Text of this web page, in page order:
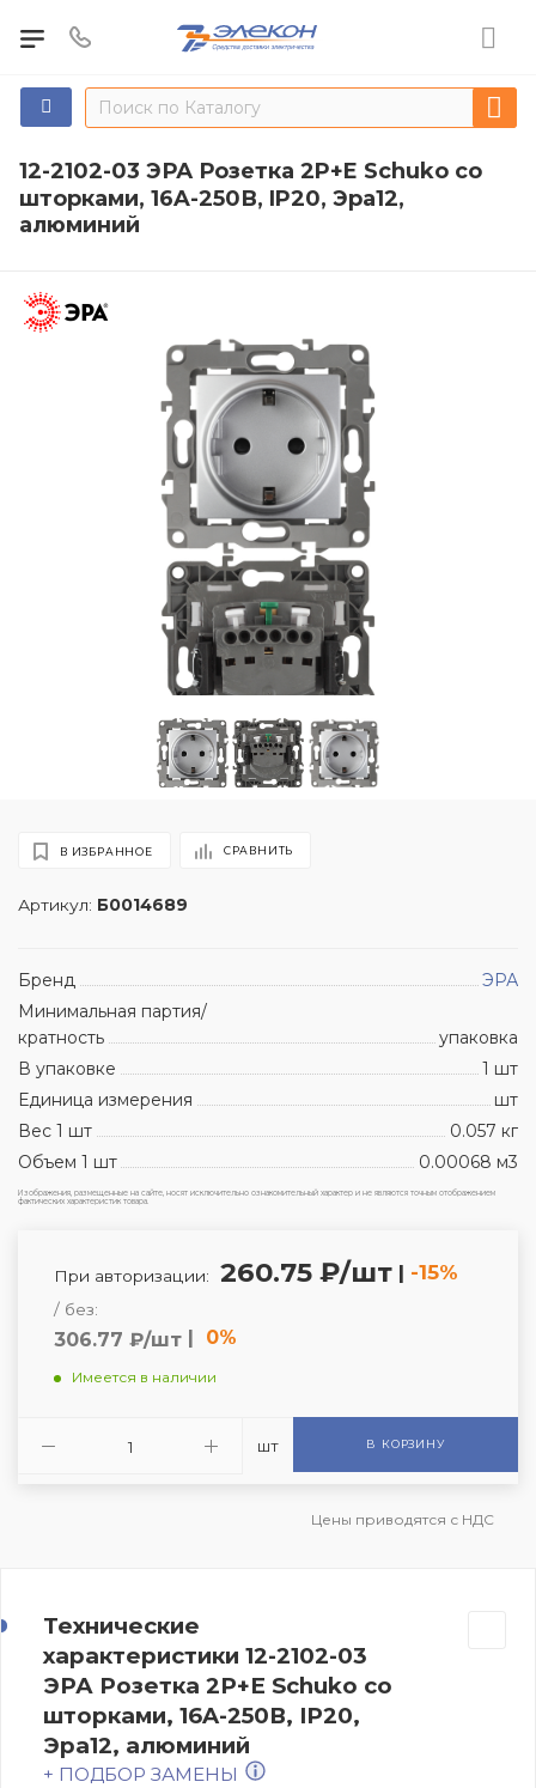
12-2102-03 ЭРА Розетка 2P+E Schuko со
шторками, 16A-250В, IP20, Эра12,
алюминий
Артикул: Б0014689
В ИЗБРАННОЕ СРАВНИТЬ
Бренд
ЭРА
Минимальная партия/
кратность
упаковка
В упаковке
1 шт
Единица измерения
шт
Вес 1 шт
0.057 кг
Объем 1 шт
0.00068 м3
Изображения, размещенные на сайте, носят исключительно ознакомительный характер и не являются точным отображением
фактических характеристик товара.
При авторизации: 260.75 ₽/шт | -15%
/ без:
306.77 ₽/шт 0%
Имеется в наличии
шт В КОРЗИНУ
Цены приводятся с НДС
Технические
характеристики 12-2102-03
ЭРА Розетка 2P+E Schuko со
шторками, 16A-250В, IP20,
Эра12, алюминий
+ ПОДБОР ЗАМЕНЫ